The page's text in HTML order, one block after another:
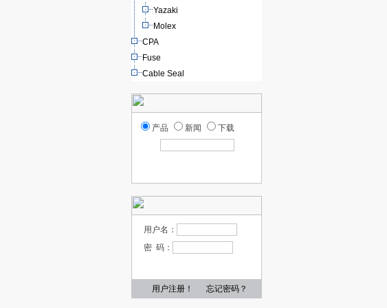
Yazaki
Molex
CPA
Fuse
Cable Seal
产品 新闻 下载
用户名：
密 码：
用户注册！ 忘记密码？